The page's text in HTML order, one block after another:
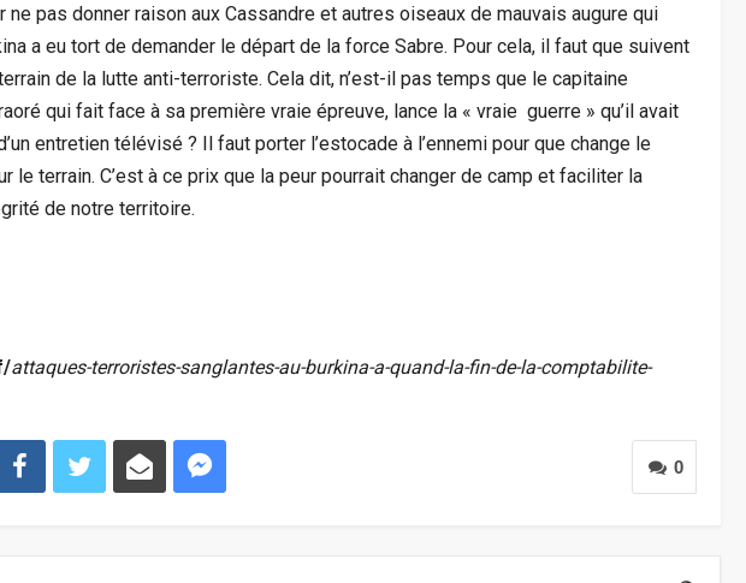
ne pas donner raison aux Cassandre et autres oiseaux de mauvais augure qui
a eu tort de demander le départ de la force Sabre. Pour cela, il faut que suivent
de la lutte anti-terroriste. Cela dit, n’est-il pas temps que le capitaine
qui fait face à sa première vraie épreuve, lance la « vraie guerre » qu’il avait
entretien télévisé ? Il faut porter l’estocade à l’ennemi pour que change le
le terrain. C’est à ce prix que la peur pourrait changer de camp et faciliter la
de notre territoire.
attaques-terroristes-sanglantes-au-burkina-a-quand-la-fin-de-la-comptabilite-
0